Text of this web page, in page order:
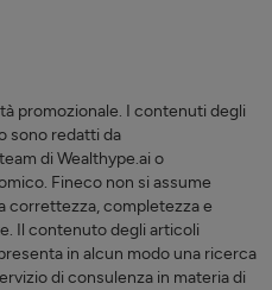
promozionale. I contenuti degli
sono redatti da
di Wealthype.ai o
Fineco non si assume
correttezza, completezza e
Il contenuto degli articoli
in alcun modo una ricerca
di consulenza in materia di